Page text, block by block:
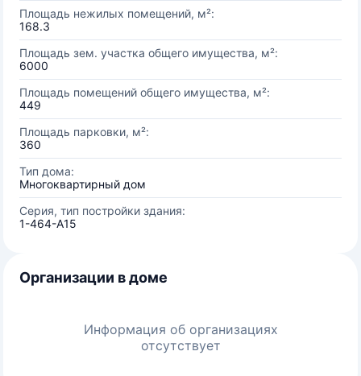
Площадь нежилых помещений, м²:
168.3
Площадь зем. участка общего имущества, м²:
6000
Площадь помещений общего имущества, м²:
449
Площадь парковки, м²:
360
Тип дома:
Многоквартирный дом
Серия, тип постройки здания:
1-464-А15
Организации в доме
Информация об организациях
отсутствует